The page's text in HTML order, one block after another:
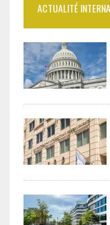
ACTUALITÉ